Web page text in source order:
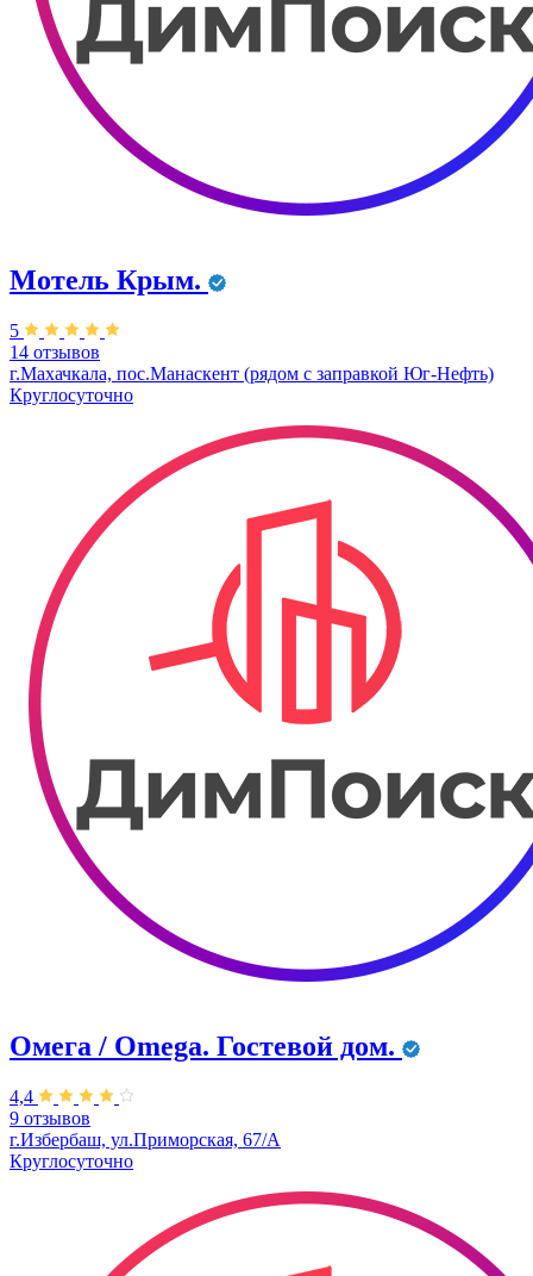
Мотель Крым.
5
14 отзывов
г.Махачкала, пос.Манаскент (рядом с заправкой Юг-Нефть)
Круглосуточно
Омега / Omega. Гостевой дом.
4,4
9 отзывов
г.Избербаш, ул.Приморская, 67/А
Круглосуточно